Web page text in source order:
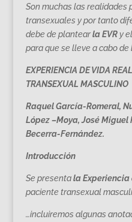
Son muchas las realidades
transexuales y por tanto
debe de plantearla EVRy
para que se lleve a cabo
EXPERIENCIA DE VIDA
TRANSEXUAL MASCULINO
Raquel García-Romeral,
López –Moya, José
Becerra-Fernández.
Introducción
Se presentala Experiencia
paciente transexual
…incluiremos algunas